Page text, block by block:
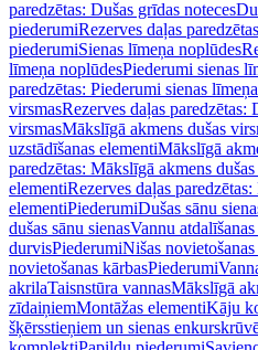
paredzētas: Dušas grīdas noteces
piederumiRezerves daļas
piederumiSienas līmeņa noplūdes
līmeņa noplūdesPiederumi sienas
paredzētas: Piederumi sienas
virsmasRezerves daļas paredzētas:
virsmasMākslīgā akmens dušas
uzstādīšanas elementiMākslīgā
paredzētas: Mākslīgā akmens
elementiRezerves daļas
elementiPiederumiDušas sānu
dušas sānu sienasVannu
durvisPiederumiNišas
novietošanas kārbasPiederumi
akrilaTaisnstūra vannasMākslīgā
zīdaiņiemMontāžas elementiKāju
šķērsstieņiem un sienas